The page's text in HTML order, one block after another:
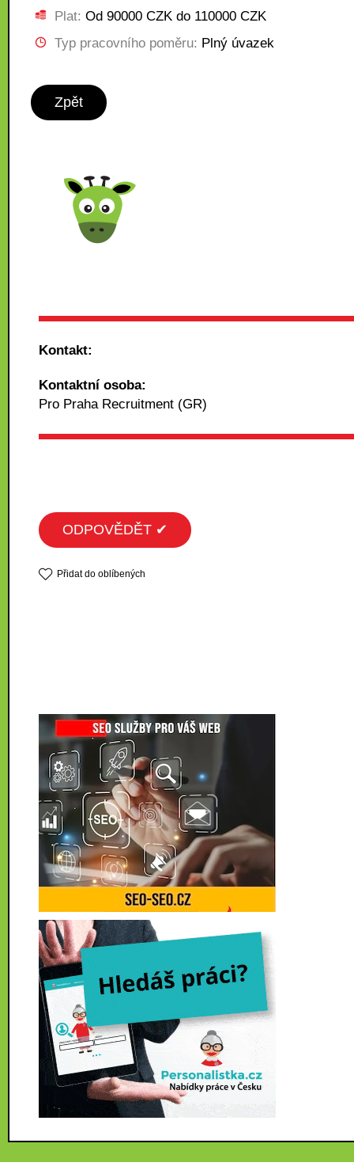
Plat: Od 90000 CZK do 110000 CZK
Typ pracovního poměru: Plný úvazek
Zpět
Kontakt:
Kontaktní osoba:
Pro Praha Recruitment (GR)
ODPOVĚDĚT ✔
Přidat do oblíbených